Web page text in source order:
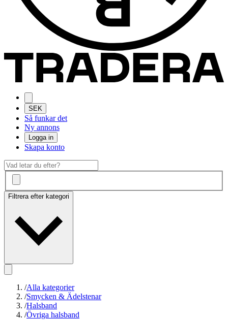
SEK
Så funkar det
Ny annons
Logga in
Skapa konto
Filtrera efter kategori
/Alla kategorier
/Smycken & Ädelstenar
/Halsband
/Övriga halsband